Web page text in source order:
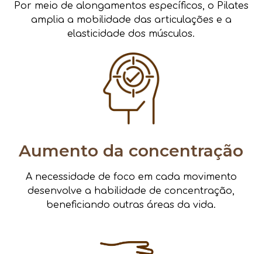
Por meio de alongamentos específicos, o Pilates
amplia a mobilidade das articulações e a
elasticidade dos músculos.
Aumento da concentração
A necessidade de foco em cada movimento
desenvolve a habilidade de concentração,
beneficiando outras áreas da vida.